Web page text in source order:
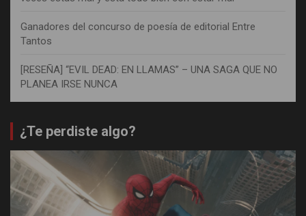
Ganadores del concurso de poesía de editorial Entre
Tantos
[RESEÑA] “EVIL DEAD: EN LLAMAS” – UNA SAGA QUE NO
PLANEA IRSE NUNCA
¿Te perdiste algo?